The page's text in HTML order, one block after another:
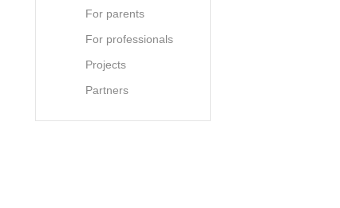
For parents
For professionals
Projects
Partners